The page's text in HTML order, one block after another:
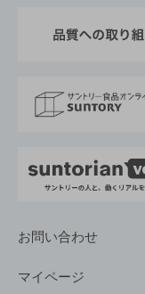
採用情報
お問い合わせ
マイページ